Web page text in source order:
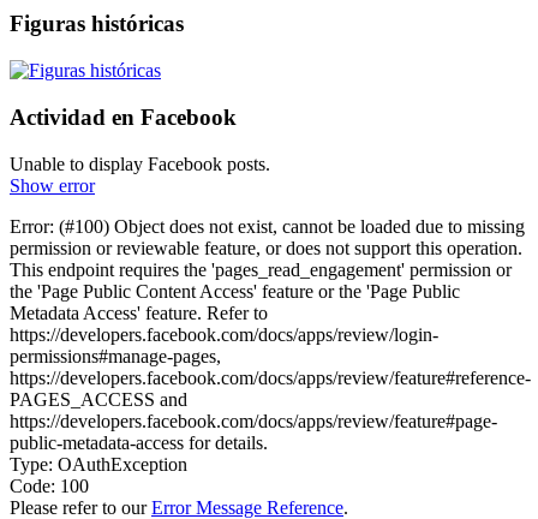
Figuras históricas
Actividad en Facebook
Unable to display Facebook posts.
Show error
Error: (#100) Object does not exist, cannot be loaded due to missing
permission or reviewable feature, or does not support this operation.
This endpoint requires the 'pages_read_engagement' permission or
the 'Page Public Content Access' feature or the 'Page Public
Metadata Access' feature. Refer to
https://developers.facebook.com/docs/apps/review/login-
permissions#manage-pages,
https://developers.facebook.com/docs/apps/review/feature#reference-
PAGES_ACCESS and
https://developers.facebook.com/docs/apps/review/feature#page-
public-metadata-access for details.
Type: OAuthException
Code: 100
Please refer to ourError Message Reference.